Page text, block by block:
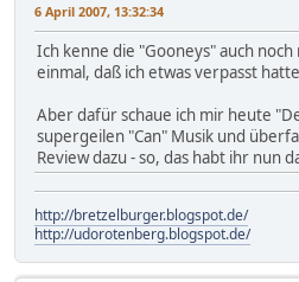
6 April 2007, 13:32:34
Ich kenne die "Gooneys" auch
einmal, daß ich etwas verpasst
Aber dafür schaue ich mir heute
supergeilen "Can" Musik und
Review dazu - so, das habt ihr nun
http://bretzelburger.blogspot.de/
http://udorotenberg.blogspot.de/